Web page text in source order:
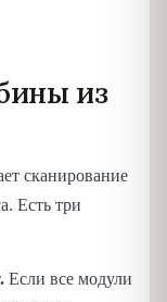
из
сканирование
Есть три
Если все модули